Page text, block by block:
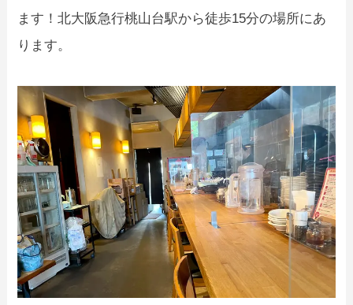
ます！北大阪急行桃山台駅から徒歩15分の場所にあ
ります。